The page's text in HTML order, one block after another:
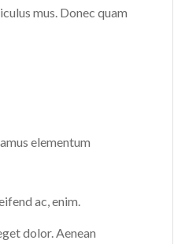
mus. Donec quam
elementum
ac, enim.
dolor. Aenean